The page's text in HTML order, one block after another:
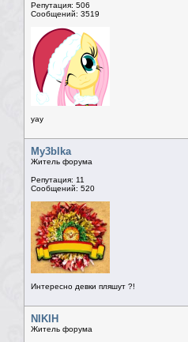
Репутация: 506
Сообщений: 3519
yay
My3blka
Житель форума
Репутация: 11
Сообщений: 520
Интересно девки пляшут ?!
NIKIH
Житель форума